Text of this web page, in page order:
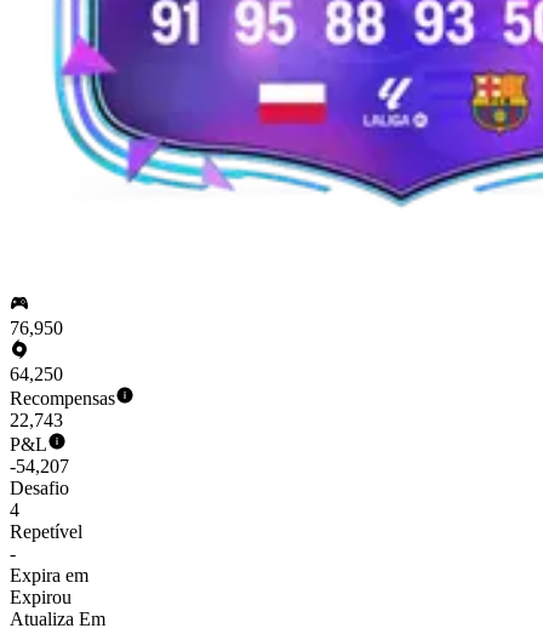
76,950
64,250
Recompensas
22,743
P&L
-54,207
Desafio
4
Repetível
-
Expira em
Expirou
Atualiza Em